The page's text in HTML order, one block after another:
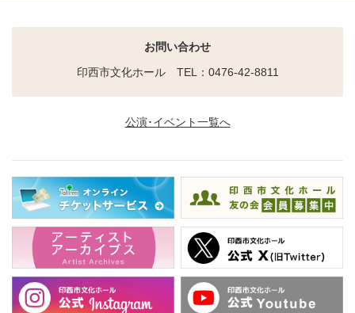
お問い合わせ
印西市文化ホール TEL：0476-42-8811
公演･イベント一覧へ